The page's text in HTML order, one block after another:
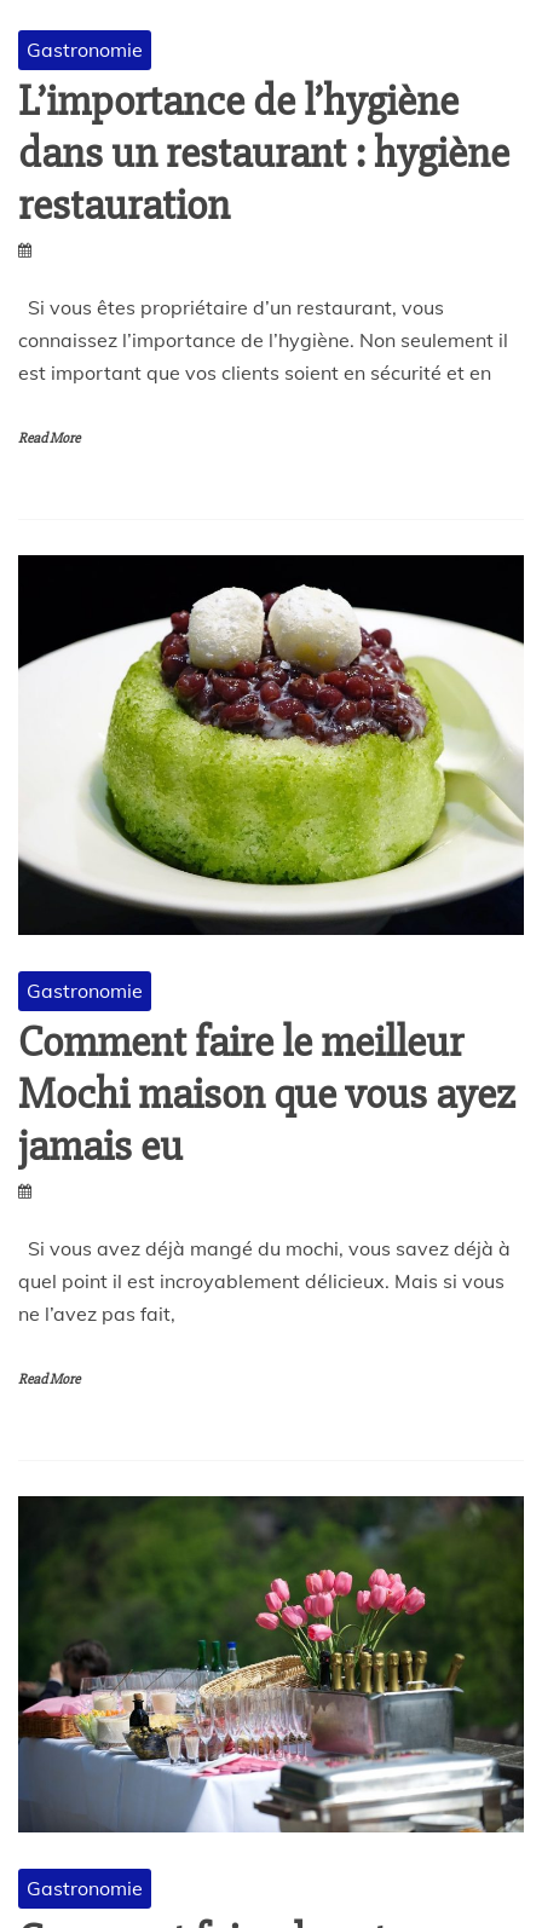
Gastronomie
L’importance de l’hygiène
dans un restaurant : hygiène
restauration
Si vous êtes propriétaire d’un restaurant, vous
connaissez l’importance de l’hygiène. Non seulement il
est important que vos clients soient en sécurité et en
Read More
Gastronomie
Comment faire le meilleur
Mochi maison que vous ayez
jamais eu
Si vous avez déjà mangé du mochi, vous savez déjà à
quel point il est incroyablement délicieux. Mais si vous
ne l’avez pas fait,
Read More
Gastronomie